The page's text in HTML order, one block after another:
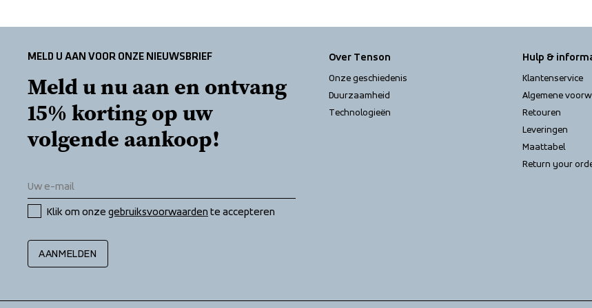
MELD U AAN VOOR ONZE NIEUWSBRIEF
Meld u nu aan en ontvang
15% korting op uw
volgende aankoop!
Klik om onze gebruiksvoorwaarden te accepteren
AANMELDEN
Over Tenson
Onze geschiedenis
Duurzaamheid
Technologieën
Hulp &
Klantenservice
Algemene
Retouren
Leveringen
Maattabel
Return your